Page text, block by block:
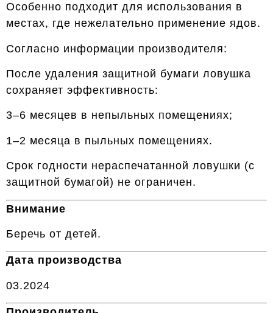
Особенно подходит для использования в
местах, где нежелательно применение ядов.
Согласно информации производителя:
После удаления защитной бумаги ловушка
сохраняет эффективность:
3–6 месяцев в непыльных помещениях;
1–2 месяца в пыльных помещениях.
Срок годности нераспечатанной ловушки (с
защитной бумагой) не ограничен.
Внимание
Беречь от детей.
Дата производства
03.2024